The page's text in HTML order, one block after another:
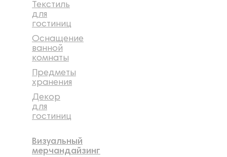
Текстиль
для
гостиниц
Оснащение
ванной
комнаты
Предметы
хранения
Декор
для
гостиниц
Визуальный
мерчандайзинг